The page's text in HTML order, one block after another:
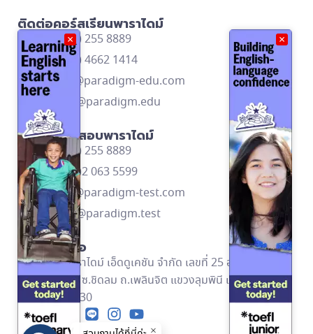
ติดต่อคอร์สเรียนพาราไดม์
โทร: (662) 255 8889
โทร: (668) 4662 1414
contact@paradigm-edu.com
Line ID: @paradigm.edu
ติดต่อศูนย์สอบพาราไดม์
โทร: (662) 255 8889
โทร: (669)2 063 5599
contact@paradigm-test.com
Line ID: @paradigm.test
ข้อมูลติดต่อ
บริษัท พาราไดม์ เอ็ดดูเคชัน จำกัด เลขที่ 25 อาคารอัลม่า
ลิงค์ ชั้น 2 ซ.ชิดลม ถ.เพลินจิต แขวงลุมพินี เขตปทุมวัน
กทม. 10330
× ×